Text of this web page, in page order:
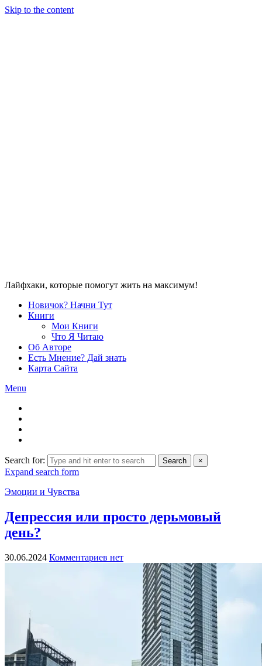
Skip to the content
Лайфхаки, которые помогут жить на максимум!
Новичок? Начни Тут
Книги
Мои Книги
Что Я Читаю
Об Авторе
Есть Мнение? Дай знать
Карта Сайта
Menu
Search for: Search ×
Expand search form
Эмоции и Чувства
Депрессия или просто дерьмовый
день?
30.06.2024 Комментариев нет